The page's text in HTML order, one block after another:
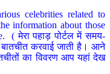
celebrities related to
information about those
( मेरा पहाड़ पोर्टल में समय-
करवाई जाती है। आने
का विवरण आप यहां देख